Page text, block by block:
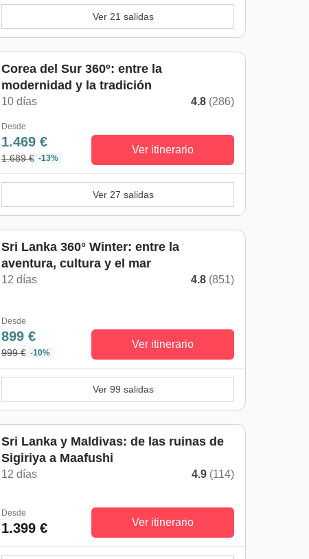
Ver 21 salidas
Corea del Sur 360º: entre la
modernidad y la tradición
10 días 4.8 (286)
Desde
1.469 €
1.689 € -13%
Ver itinerario
Ver 27 salidas
De octubre a mayo
Sri Lanka 360° Winter: entre la
aventura, cultura y el mar
12 días 4.8 (851)
Desde
899 €
999 € -10%
Ver itinerario
Ver 99 salidas
Sri Lanka y Maldivas: de las ruinas de
Sigiriya a Maafushi
12 días 4.9 (114)
Desde
1.399 € Ver itinerario